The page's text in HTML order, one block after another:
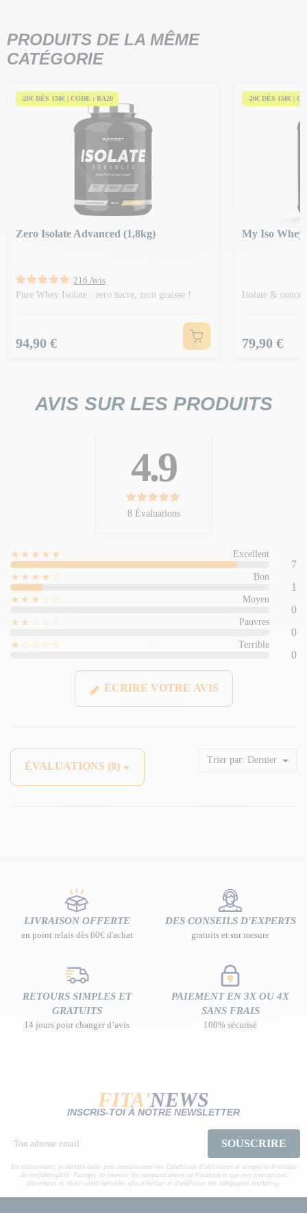
PRODUITS DE LA MÊME
CATÉGORIE
-20€ DÈS 150€ | CODE : BA20
Zero Isolate Advanced (1,8kg)
216 Avis
Pure Whey Isolate : zero sucre, zero graisse !
Prix
94,90 €
-20€ DÈS 150€ |
My Iso Whey
Isolate &
Prix
79,90 €
AVIS SUR LES PRODUITS
4.9
8 Évaluations
★★★★★ Excellent
7
★★★★☆
Bon
1
★★★☆☆
Moyen
0
★★☆☆☆
Pauvres
0
★☆☆☆☆
Terrible
0
ÉCRIRE VOTRE AVIS
ÉVALUATIONS (8)
Trier par: Dernier
LIVRAISON OFFERTE
en point relais dès 60€ d'achat
DES CONSEILS D'EXPERTS
gratuits et sur mesure
RETOURS SIMPLES ET
GRATUITS
14 jours pour changer d’avis
PAIEMENT EN 3X OU 4X
SANS FRAIS
100% sécurisé
FITA'NEWS
INSCRIS-TOI À NOTRE NEWSLETTER
SOUSCRIRE
En m'inscrivant, je déclare avoir pris connaissance des Conditions d’utilisation et accepte la Politique
de confidentialité. J'accepte de recevoir les communications de Fitadium et que mes interactions
(ouvertures et clics) soient mesurées afin d'évaluer et d'améliorer nos campagnes marketing.